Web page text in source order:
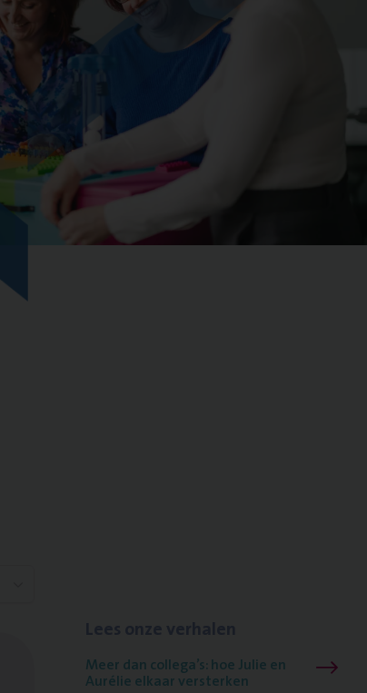
Meer dan collega’s: hoe Julie en
Aurélie elkaar versterken